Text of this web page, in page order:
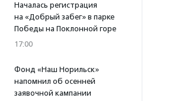
Началась регистрация
на «Добрый забег» в парке
Победы на Поклонной горе
17:00
Фонд «Наш Норильск»
напомнил об осенней
заявочной кампании